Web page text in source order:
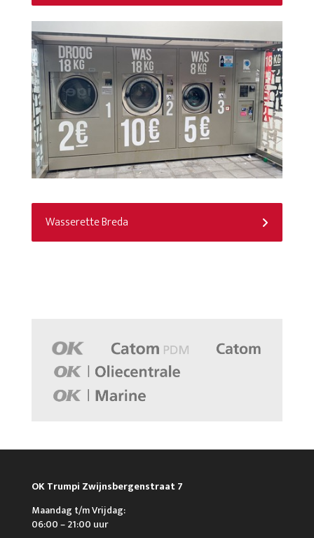
Wasserette Breda
OK Trumpi Zwijnsbergenstraat 7
Maandag t/m Vrijdag:
06:00 – 21:00 uur